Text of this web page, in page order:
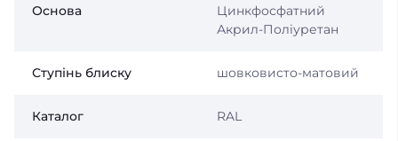
Основа
Цинкфосфатний
Акрил-Поліуретан
Ступінь блиску шовковисто-матовий
Каталог RAL